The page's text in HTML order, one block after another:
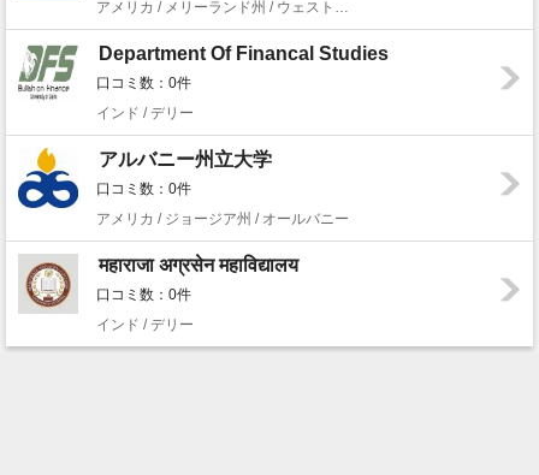
Department Of Financal Studies
口コミ数：0件
インド / デリー
アルバニー州立大学
口コミ数：0件
アメリカ / ジョージア州 / オールバニー
महाराजा अग्रसेन महाविद्यालय
口コミ数：0件
インド / デリー